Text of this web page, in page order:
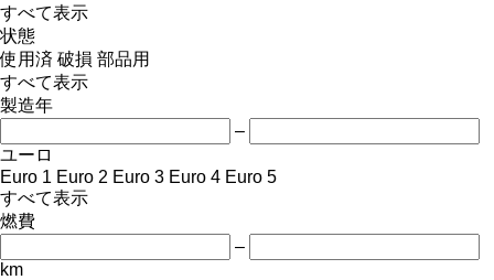
すべて表示
状態
使用済 破損 部品用
すべて表示
製造年
–
ユーロ
Euro 1 Euro 2 Euro 3 Euro 4 Euro 5
すべて表示
燃費
–
km